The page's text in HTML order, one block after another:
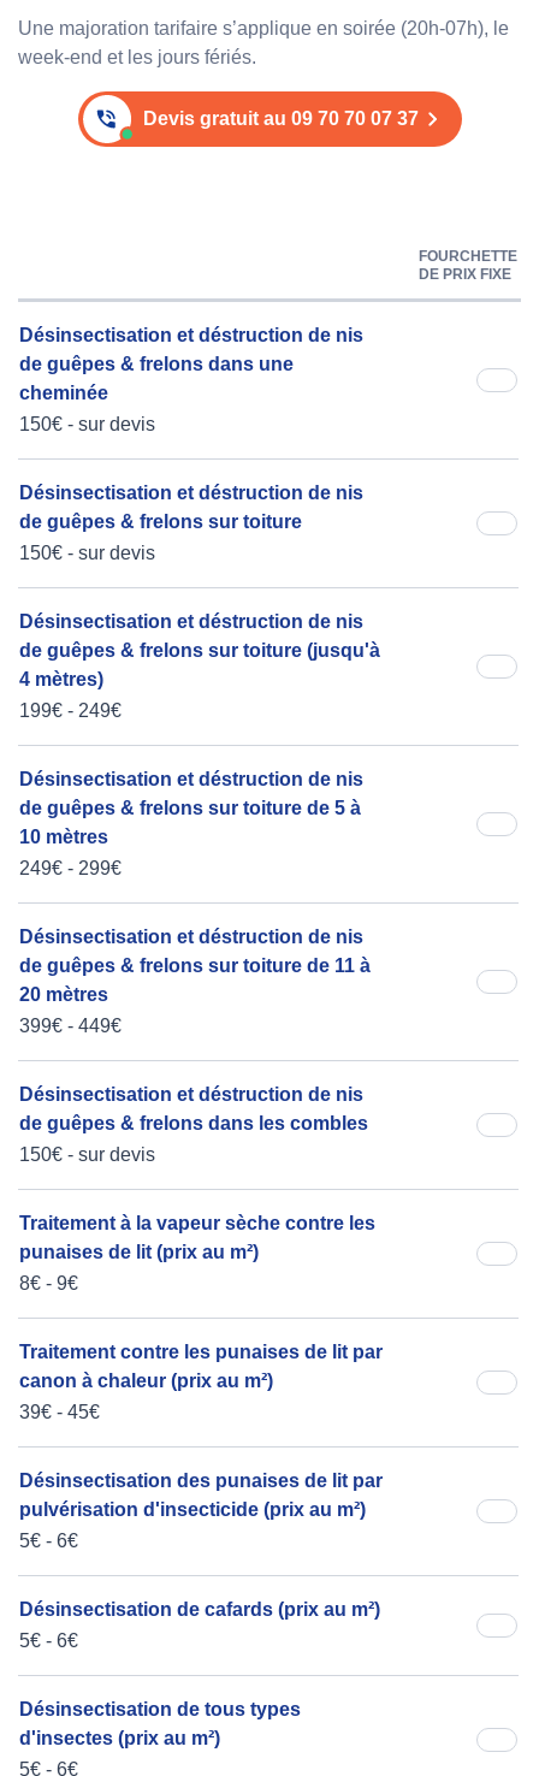
Une majoration tarifaire s’applique en soirée (20h-07h), le
week-end et les jours fériés.
Devis gratuit au 09 70 70 07 37
FOURCHETTE
DE PRIX FIXE
Désinsectisation et déstruction de nis
de guêpes & frelons dans une
cheminée
150€ - sur devis
Désinsectisation et déstruction de nis
de guêpes & frelons sur toiture
150€ - sur devis
Désinsectisation et déstruction de nis
de guêpes & frelons sur toiture (jusqu'à
4 mètres)
199€ - 249€
Désinsectisation et déstruction de nis
de guêpes & frelons sur toiture de 5 à
10 mètres
249€ - 299€
Désinsectisation et déstruction de nis
de guêpes & frelons sur toiture de 11 à
20 mètres
399€ - 449€
Désinsectisation et déstruction de nis
de guêpes & frelons dans les combles
150€ - sur devis
Traitement à la vapeur sèche contre les
punaises de lit (prix au m²)
8€ - 9€
Traitement contre les punaises de lit par
canon à chaleur (prix au m²)
39€ - 45€
Désinsectisation des punaises de lit par
pulvérisation d'insecticide (prix au m²)
5€ - 6€
Désinsectisation de cafards (prix au m²)
5€ - 6€
Désinsectisation de tous types
d'insectes (prix au m²)
5€ - 6€